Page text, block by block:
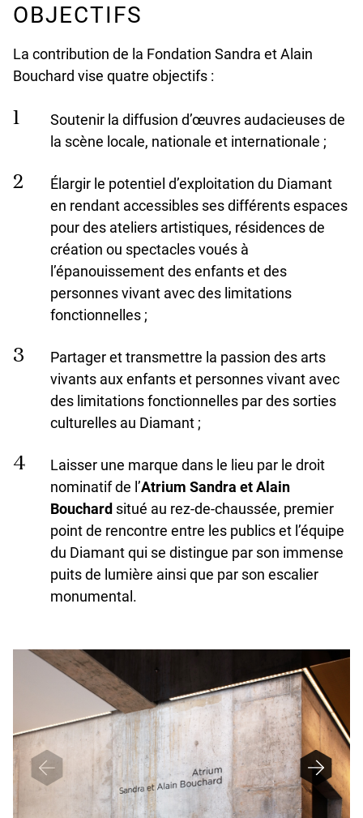
OBJECTIFS
La contribution de la Fondation Sandra et Alain
Bouchard vise quatre objectifs :
Soutenir la diffusion d’œuvres audacieuses de
la scène locale, nationale et internationale ;
Élargir le potentiel d’exploitation du Diamant
en rendant accessibles ses différents espaces
pour des ateliers artistiques, résidences de
création ou spectacles voués à
l’épanouissement des enfants et des
personnes vivant avec des limitations
fonctionnelles ;
Partager et transmettre la passion des arts
vivants aux enfants et personnes vivant avec
des limitations fonctionnelles par des sorties
culturelles au Diamant ;
Laisser une marque dans le lieu par le droit
nominatif de l’Atrium Sandra et Alain
Bouchard situé au rez-de-chaussée, premier
point de rencontre entre les publics et l’équipe
du Diamant qui se distingue par son immense
puits de lumière ainsi que par son escalier
monumental.